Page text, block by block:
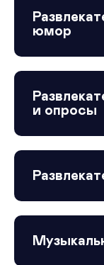
юмор
и опросы